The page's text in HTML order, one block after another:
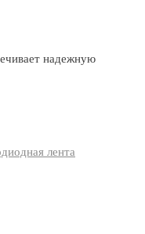
надежную
лента